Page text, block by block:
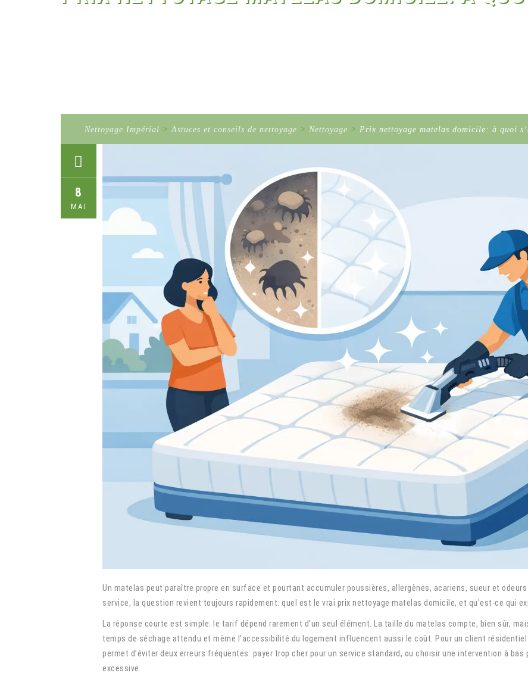
Nettoyage Impérial >Astuces et conseils de nettoyage > Nettoyage > Prix nettoyage matelas domicile: à quoi
8
MAI
Un matelas peut paraître propre en surface et pourtant accumuler poussières, allergènes, acariens, sueur et
service, la question revient toujours rapidement: quel est le vrai prix nettoyage matelas domicile, et qu’est-ce qui
La réponse courte est simple: le tarif dépend rarement d’un seul élément. La taille du matelas compte, bien sûr,
temps de séchage attendu et même l’accessibilité du logement influencent aussi le coût. Pour un client
permet d’éviter deux erreurs fréquentes: payer trop cher pour un service standard, ou choisir une intervention à
excessive.